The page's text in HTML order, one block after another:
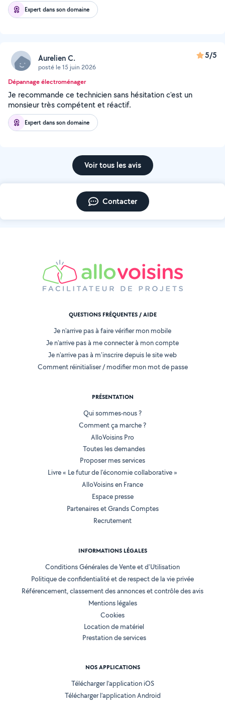
Expert dans son domaine
Aurelien C.
posté le 15 juin 2026
5/5
Dépannage électroménager
Je recommande ce technicien sans hésitation c'est un
monsieur très compétent et réactif.
Expert dans son domaine
Voir tous les avis
Contacter
QUESTIONS FRÉQUENTES / AIDE
Je n'arrive pas à faire vérifier mon mobile
Je n'arrive pas à me connecter à mon compte
Je n'arrive pas à m'inscrire depuis le site web
Comment réinitialiser / modifier mon mot de passe
PRÉSENTATION
Qui sommes-nous ?
Comment ça marche ?
AlloVoisins Pro
Toutes les demandes
Proposer mes services
Livre « Le futur de l'économie collaborative »
AlloVoisins en France
Espace presse
Partenaires et Grands Comptes
Recrutement
INFORMATIONS LÉGALES
Conditions Générales de Vente et d'Utilisation
Politique de confidentialité et de respect de la vie privée
Référencement, classement des annonces et contrôle des avis
Mentions légales
Cookies
Location de matériel
Prestation de services
NOS APPLICATIONS
Télécharger l’application iOS
Télécharger l’application Android